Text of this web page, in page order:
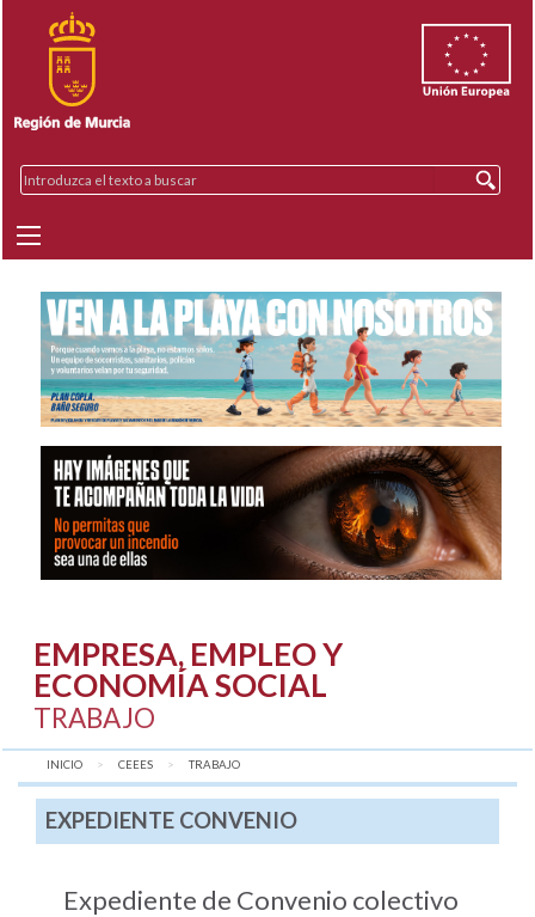
EMPRESA, EMPLEO Y
ECONOMÍA SOCIAL
TRABAJO
INICIO CEEES AQUÍ:
TRABAJO
EXPEDIENTE CONVENIO
Expediente de Convenio colectivo